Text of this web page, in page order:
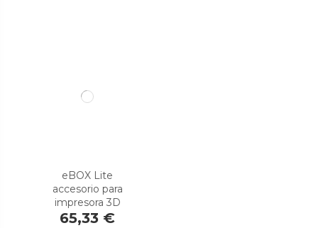
eBOX Lite
accesorio para
impresora 3D
65,33 €